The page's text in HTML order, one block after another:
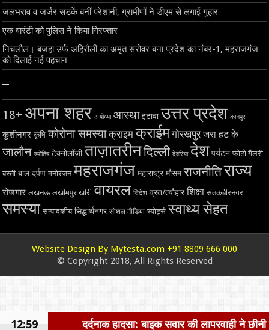
जलभराव व जर्जर सड़कें बनीं परेशानी, ग्रामीणों ने डीएम से लगाई गुहार
एक वारंटी को पुलिस ने किया गिरफ्तार
निचलौल। बजहा उर्फ अहिरौली का अमृत सरोवर बना प्रदेश का नंबर-1, महराजगंज
को दिलाई नई पहचान
–
18+ अपना शहर अयोध्या आस्था इटावा उत्तर प्रदेश कानपुर
कुशीनगर कृषि कोरोना समस्या क्राइम क्राईम गोरखपुर जरा हट के
जालौन ज्योतिष टेक्नोलॉजी ताज़ातरीनदिल्ली देवरिया देश पर्यटन फोटो गैलरी
बस्ती बाल दर्पण मनोरंजन महराजगंज महाराष्ट्र मौसम राजनीतिराज्य
रोजगार लखनऊ लखीमपुर खीरी वायरल विदेश व्रत/त्यौहार शिक्षा संतकबीरनगर
समस्या सम्पादकीय सिद्धार्थनगर सोशल मीडिया स्पोर्ट्स स्वाथ्य सेहत
Website Design By Mytesta.com +91 8809 666 000
© Copyright 2018, All Rights Reserved
दर्दनाक हादसा: बाइक सवार की लापरवाही ने छीनी जिंदगी, बाइक
12:59